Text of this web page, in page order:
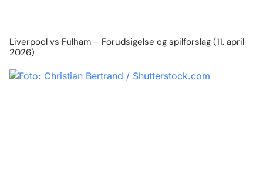
Liverpool vs Fulham – Forudsigelse og spilforslag (11. april
2026)